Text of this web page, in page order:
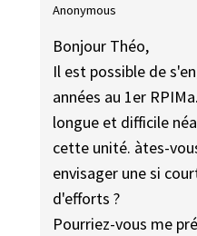
Anonymous
Bonjour Théo,
Il est possible de
années au 1er
longue et difficile
cette unité. àtes-
envisager une si
d'efforts ?
Pourriez-vous me